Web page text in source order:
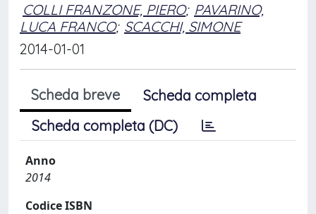
COLLI FRANZONE, PIERO; PAVARINO,
LUCA FRANCO; SCACCHI, SIMONE
2014-01-01
Scheda breve
Scheda completa
Scheda completa (DC)
Anno
2014
Codice ISBN